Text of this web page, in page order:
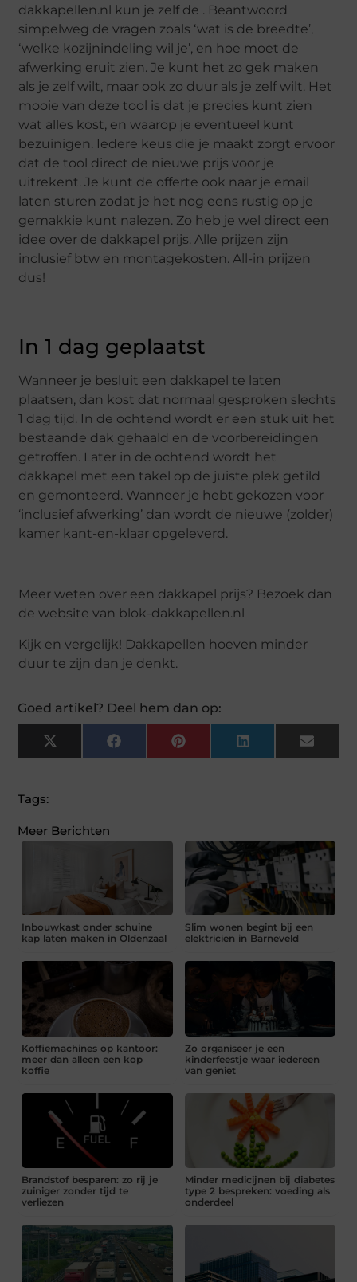
dakkapellen.nl kun je zelf de . Beantwoord
simpelweg de vragen zoals ‘wat is de breedte’,
‘welke kozijnindeling wil je’, en hoe moet de
afwerking eruit zien. Je kunt het zo gek maken
als je zelf wilt, maar ook zo duur als je zelf wilt. Het
mooie van deze tool is dat je precies kunt zien
wat alles kost, en waarop je eventueel kunt
bezuinigen. Iedere keus die je maakt zorgt ervoor
dat de tool direct de nieuwe prijs voor je
uitrekent. Je kunt de offerte ook naar je email
laten sturen zodat je het nog eens rustig op je
gemakkie kunt nalezen. Zo heb je wel direct een
idee over de dakkapel prijs. Alle prijzen zijn
inclusief btw en montagekosten. All-in prijzen
dus!
In 1 dag geplaatst
Wanneer je besluit een dakkapel te laten
plaatsen, dan kost dat normaal gesproken slechts
1 dag tijd. In de ochtend wordt er een stuk uit het
bestaande dak gehaald en de voorbereidingen
getroffen. Later in de ochtend wordt het
dakkapel met een takel op de juiste plek getild
en gemonteerd. Wanneer je hebt gekozen voor
‘inclusief afwerking’ dan wordt de nieuwe (zolder)
kamer kant-en-klaar opgeleverd.
Meer weten over een dakkapel prijs? Bezoek dan
de website van blok-dakkapellen.nl
Kijk en vergelijk! Dakkapellen hoeven minder
duur te zijn dan je denkt.
Goed artikel? Deel hem dan op:
X
(Twitter)
Facebook Pinterest LinkedIn Email
Tags:
Meer Berichten
Inbouwkast onder schuine
kap laten maken in Oldenzaal
Slim wonen begint bij een
elektricien in Barneveld
Koffiemachines op kantoor:
meer dan alleen een kop
koffie
Zo organiseer je een
kinderfeestje waar iedereen
van geniet
Brandstof besparen: zo rij je
zuiniger zonder tijd te
verliezen
Minder medicijnen bij diabetes
type 2 bespreken: voeding als
onderdeel